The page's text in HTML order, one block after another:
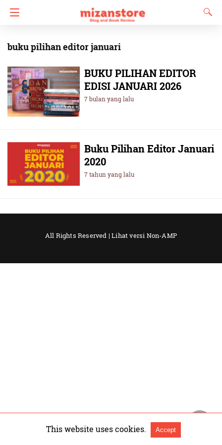
buku pilihan editor januari
BUKU PILIHAN EDITOR
EDISI JANUARI 2026
7 bulan yang lalu
Buku Pilihan Editor Januari
2020
7 tahun yang lalu
All Rights Reserved |Lihat versi Non-AMP
This website uses cookies. Accept